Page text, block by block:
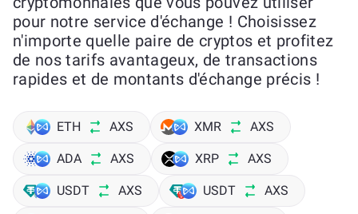
pour notre service d'échange ! Choisissez
n'importe quelle paire de cryptos et profitez
de nos tarifs avantageux, de transactions
rapides et de montants d'échange précis !
ETH AXS XMR AXS
ADA AXS XRP AXS
USDT AXS USDT AXS